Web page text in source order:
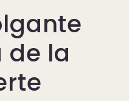
de la